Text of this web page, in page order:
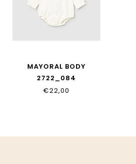
MAYORAL BODY
2722_084
€22,00